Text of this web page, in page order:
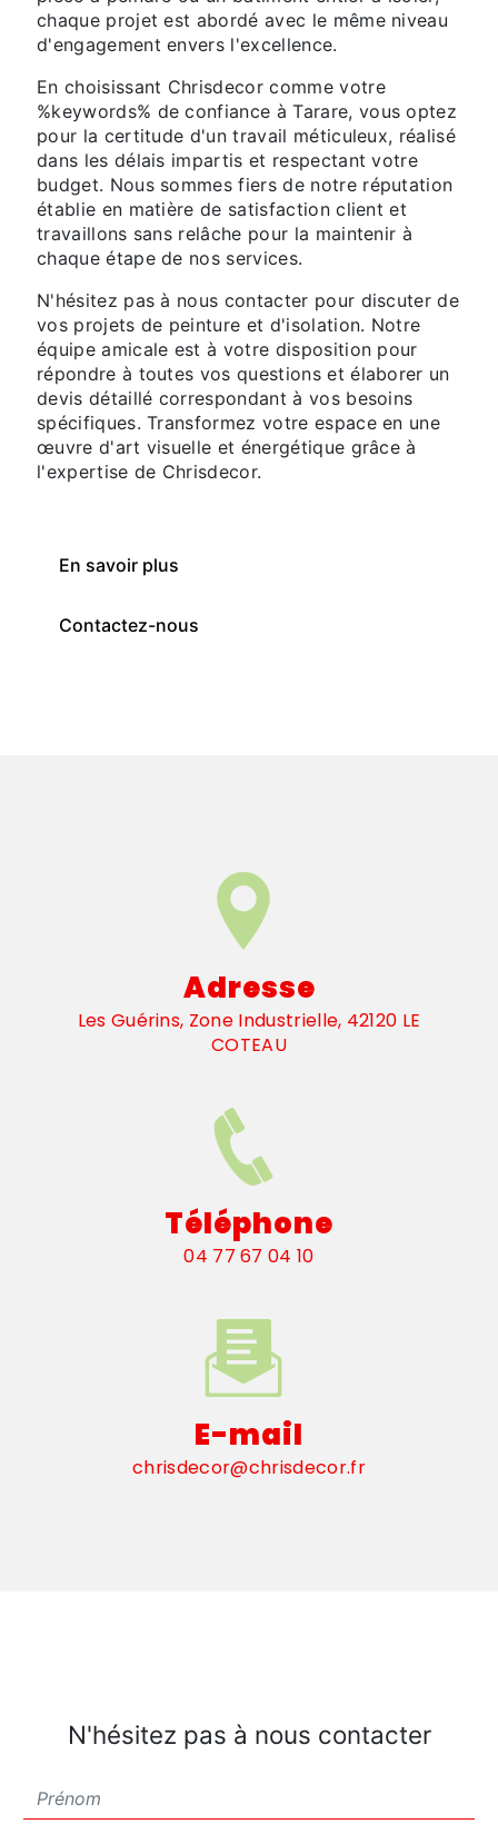
chaque projet est abordé avec le même niveau
d'engagement envers l'excellence.
En choisissant Chrisdecor comme votre
%keywords% de confiance à Tarare, vous optez
pour la certitude d'un travail méticuleux, réalisé
dans les délais impartis et respectant votre
budget. Nous sommes fiers de notre réputation
établie en matière de satisfaction client et
travaillons sans relâche pour la maintenir à
chaque étape de nos services.
N'hésitez pas à nous contacter pour discuter de
vos projets de peinture et d'isolation. Notre
équipe amicale est à votre disposition pour
répondre à toutes vos questions et élaborer un
devis détaillé correspondant à vos besoins
spécifiques. Transformez votre espace en une
œuvre d'art visuelle et énergétique grâce à
l'expertise de Chrisdecor.
En savoir plus
Contactez-nous
Adresse
Les Guérins, Zone Industrielle, 42120 LE
COTEAU
Téléphone
04 77 67 04 10
E-mail
chrisdecor@chrisdecor.fr
N'hésitez pas à nous contacter